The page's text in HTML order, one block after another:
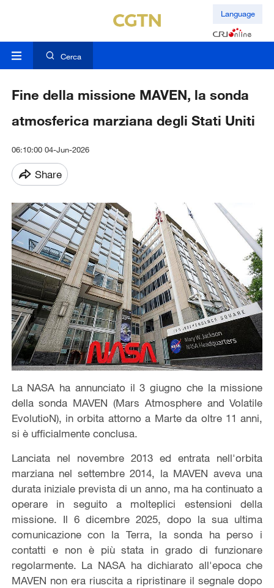
Language
Cerca
Fine della missione MAVEN, la sonda
atmosferica marziana degli Stati Uniti
06:10:00 04-Jun-2026
Share
La NASA ha annunciato il 3 giugno che la missione
della sonda MAVEN (Mars Atmosphere and Volatile
EvolutioN), in orbita attorno a Marte da oltre 11 anni,
si è ufficialmente conclusa.
Lanciata nel novembre 2013 ed entrata nell'orbita
marziana nel settembre 2014, la MAVEN aveva una
durata iniziale prevista di un anno, ma ha continuato a
operare in seguito a molteplici estensioni della
missione. Il 6 dicembre 2025, dopo la sua ultima
comunicazione con la Terra, la sonda ha perso i
contatti e non è più stata in grado di funzionare
regolarmente. La NASA ha dichiarato all'epoca che
MAVEN non era riuscita a ripristinare il segnale dopo